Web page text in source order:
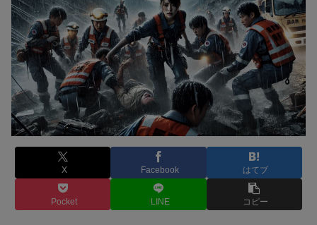
X Facebook はてブ
Pocket LINE コピー